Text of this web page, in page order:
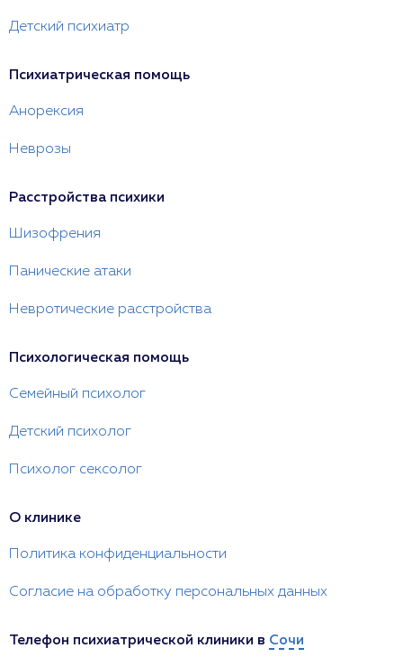
Детский психиатр
Психиатрическая помощь
Анорексия
Неврозы
Расстройства психики
Шизофрения
Панические атаки
Невротические расстройства
Психологическая помощь
Семейный психолог
Детский психолог
Психолог сексолог
О клинике
Политика конфиденциальности
Согласие на обработку персональных данных
Телефон психиатрической клиники в Сочи